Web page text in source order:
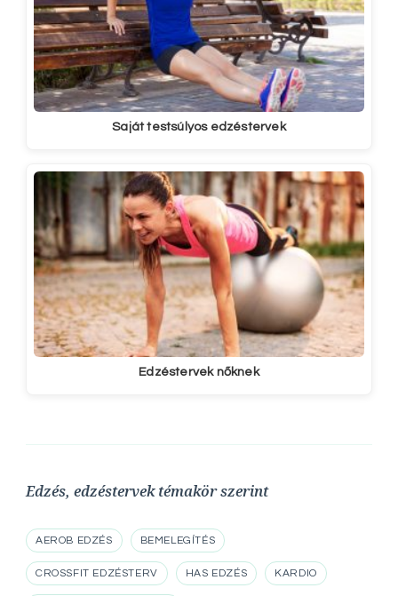
Saját testsúlyos edzéstervek
Edzéstervek nőknek
Edzés, edzéstervek témakör szerint
AEROB EDZÉS BEMELEGÍTÉS
CROSSFIT EDZÉSTERV HAS EDZÉS KARDIO